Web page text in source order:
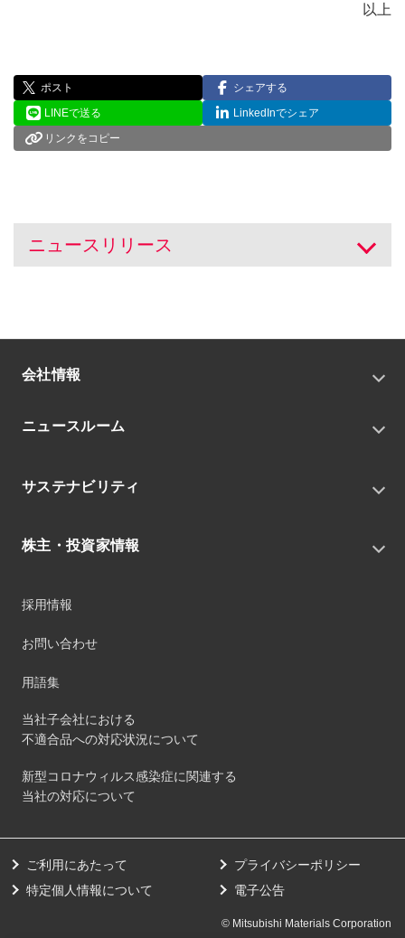
以上
ポスト
シェアする
LINEで送る
LinkedInでシェア
リンクをコピー
ニュースリリース 開く
会社情報
会社概要
中期経営戦略
役員
事業
ニュースルーム
トピックス
IRニュース
サステナビリティ
環境
ガバナンス
マテリアリティ
サステナビリティデータ
第三者保証
社外団体への加盟
社外からの評価
ダイバーシティ・エクイティ&インクルージョン
健康経営の取り組み
株主・投資家情報
財務ハイライト
IRカレンダー
個人投資家のみなさまへ
採用情報
お問い合わせ
用語集
当社子会社における
不適合品への対応状況について
新型コロナウィルス感染症に関連する
当社の対応について
ご利用にあたって
プライバシーポリシー
特定個人情報について
電子公告
© Mitsubishi Materials Corporation